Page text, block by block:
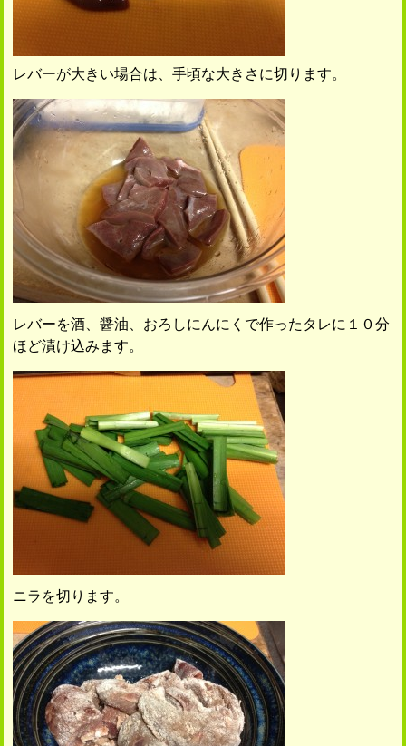
レバーが大きい場合は、手頃な大きさに切ります。
レバーを酒、醤油、おろしにんにくで作ったタレに１０分
ほど漬け込みます。
ニラを切ります。